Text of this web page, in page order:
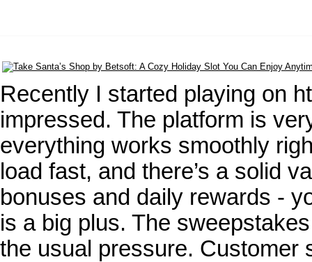
Recently I started playing on
impressed. The platform is
everything works smoothly
load fast, and there’s a solid
bonuses and daily rewards -
is a big plus. The
the usual pressure.